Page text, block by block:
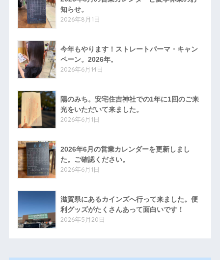
知らせ。
2026年8月1日
今年もやります！ストレートパーマ・キャン
ペーン。2026年。
2026年6月14日
陽のみち。安宅住吉神社での1年に1回のご来
光をいただいて来ました。
2026年6月1日
2026年6月の営業カレンダーを更新しまし
た。ご確認ください。
2026年6月1日
滋賀県にあるカインズへ行って来ました。便
利グッズがたくさんあって面白いです！
2026年5月20日